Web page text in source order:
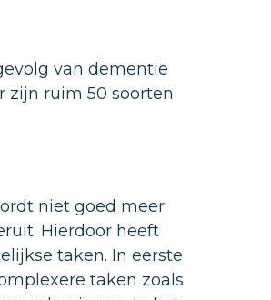
van dementie
zijn ruim 50 soorten
niet goed meer
Hierdoor heeft
taken. In eerste
taken zoals